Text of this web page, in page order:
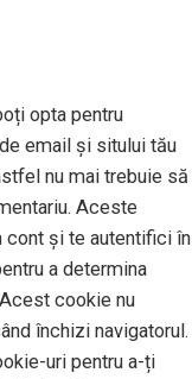
opta pentru
email și sitului tău
nu mai trebuie să
Aceste
cont și te autentifici în
a determina
cookie nu
închizi navigatorul.
uri pentru a-ți